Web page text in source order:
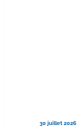
30 juillet 2026